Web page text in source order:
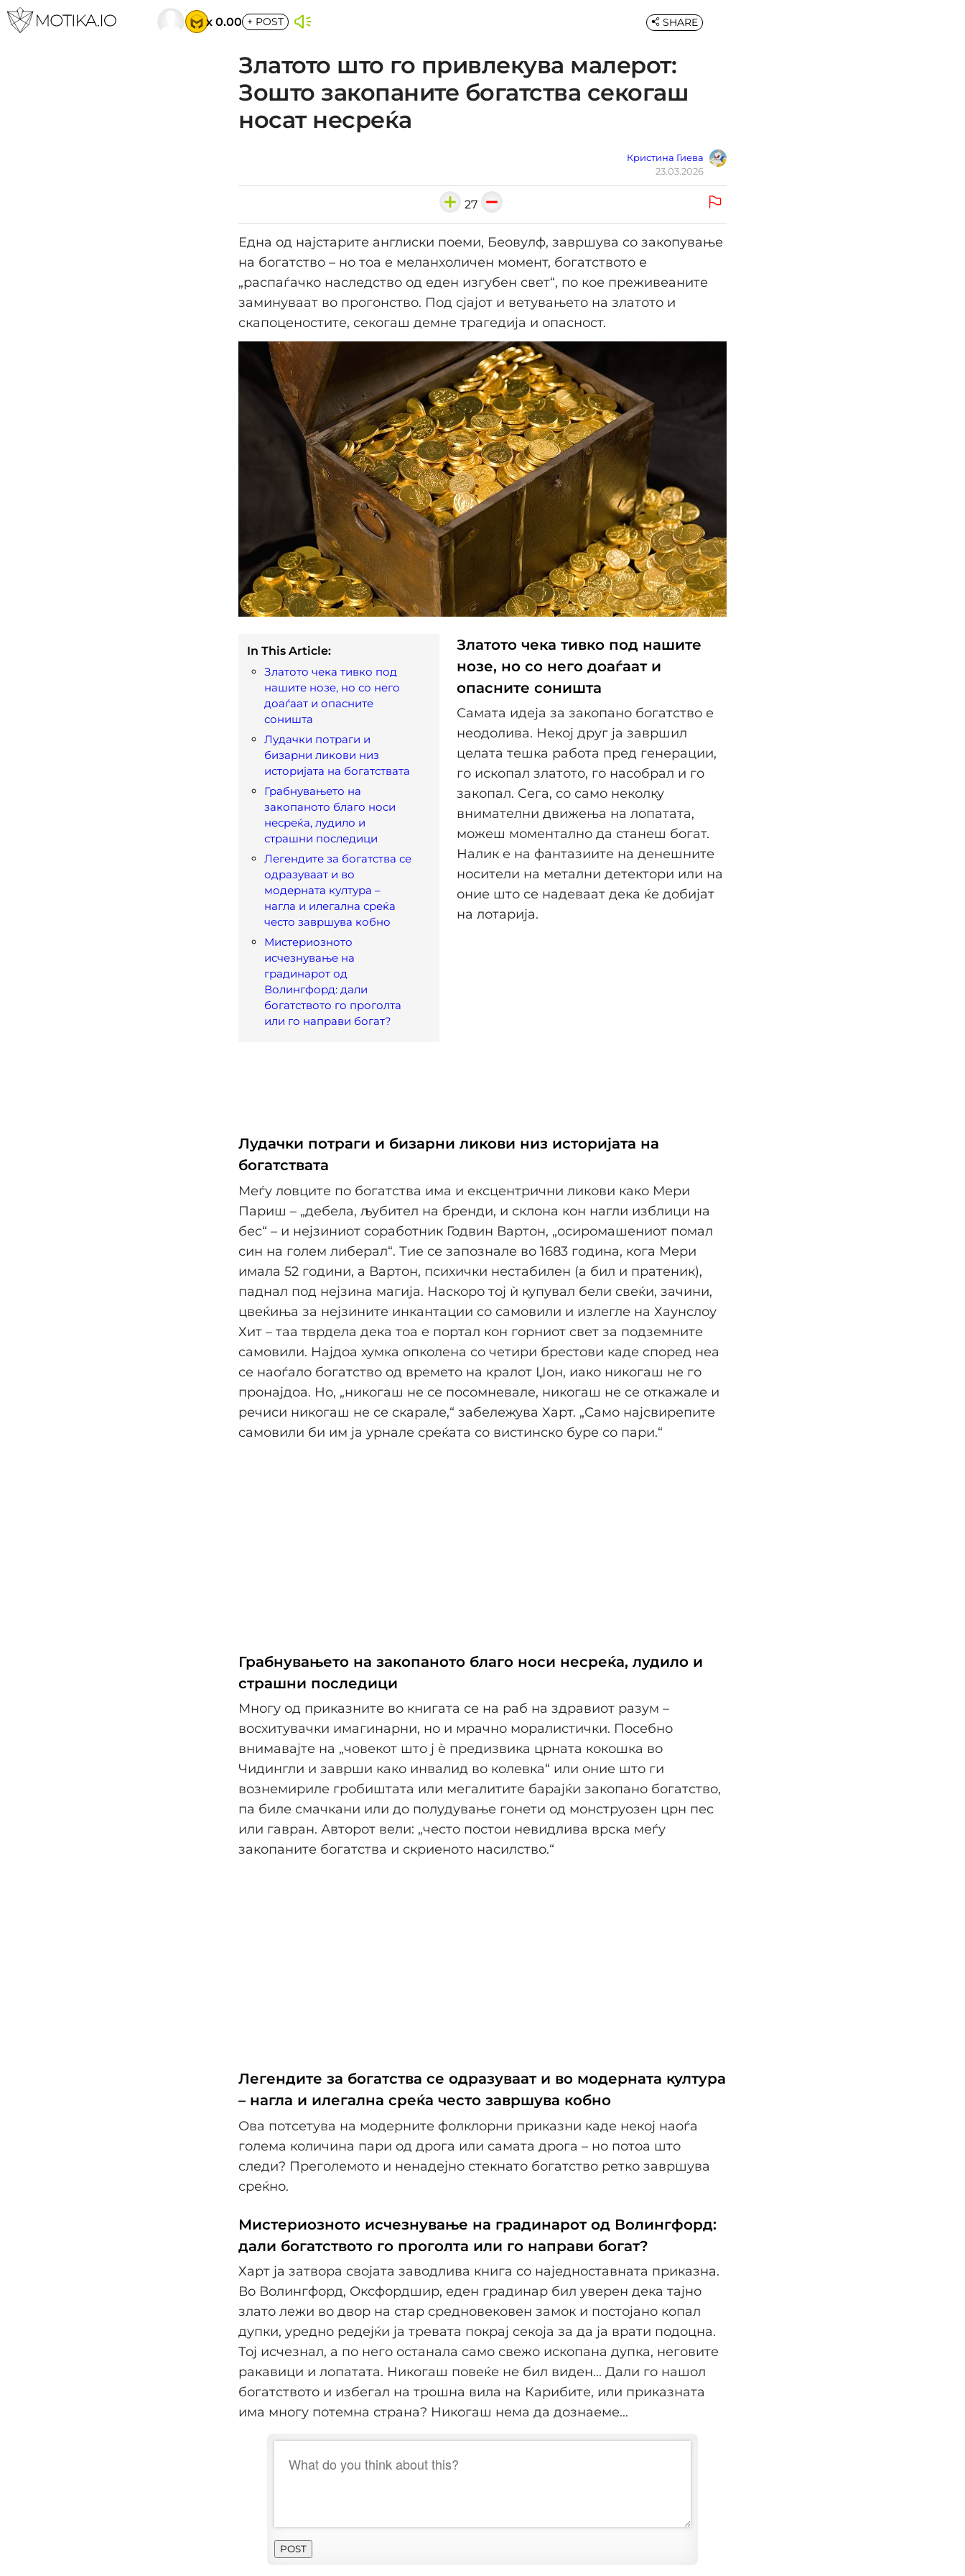
x 0.00 + POST
Златото што го привлекува малерот:
Зошто закопаните богатства секогаш
носат несреќа
Кристина Гиева
23.03.2026
SHARE
27
Една од најстарите англиски поеми, Беовулф, завршува со закопување
на богатство – но тоа е меланхоличен момент, богатството е
„распаѓачко наследство од еден изгубен свет“, по кое преживеаните
заминуваат во прогонство. Под сјајот и ветувањето на златото и
скапоценостите, секогаш демне трагедија и опасност.
In This Article:
Златото чека тивко под
нашите нозе, но со него
доаѓаат и опасните
соништа
Лудачки потраги и
бизарни ликови низ
историјата на богатствата
Грабнувањето на
закопаното благо носи
несреќа, лудило и
страшни последици
Легендите за богатства се
одразуваат и во
модерната култура –
нагла и илегална среќа
често завршува кобно
Мистериозното
исчезнување на
градинарот од
Волингфорд: дали
богатството го проголта
или го направи богат?
Златото чека тивко под нашите
нозе, но со него доаѓаат и
опасните соништа
Самата идеја за закопано богатство е
неодолива. Некој друг ја завршил
целата тешка работа пред генерации,
го ископал златото, го насобрал и го
закопал. Сега, со само неколку
внимателни движења на лопатата,
можеш моментално да станеш богат.
Налик е на фантазиите на денешните
носители на метални детектори или на
оние што се надеваат дека ќе добијат
на лотарија.
Лудачки потраги и бизарни ликови низ историјата на
богатствата
Меѓу ловците по богатства има и ексцентрични ликови како Мери
Париш – „дебела, љубител на бренди, и склона кон нагли изблици на
бес“ – и нејзиниот соработник Годвин Вартон, „осиромашениот помал
син на голем либерал“. Тие се запознале во 1683 година, кога Мери
имала 52 години, а Вартон, психички нестабилен (а бил и пратеник),
паднал под нејзина магија. Наскоро тој ѝ купувал бели свеќи, зачини,
цвеќиња за нејзините инкантации со самовили и излегле на Хаунслоу
Хит – таа тврдела дека тоа е портал кон горниот свет за подземните
самовили. Најдоа хумка опколена со четири брестови каде според неа
се наоѓало богатство од времето на кралот Џон, иако никогаш не го
пронајдоа. Но, „никогаш не се посомневале, никогаш не се откажале и
речиси никогаш не се скарале,“ забележува Харт. „Само најсвирепите
самовили би им ја урнале среќата со вистинско буре со пари.“
Грабнувањето на закопаното благо носи несреќа, лудило и
страшни последици
Многу од приказните во книгата се на раб на здравиот разум –
восхитувачки имагинарни, но и мрачно моралистички. Посебно
внимавајте на „човекот што ј ѐ предизвика црната кокошка во
Чидингли и заврши како инвалид во колевка“ или оние што ги
вознемириле гробиштата или мегалитите барајќи закопано богатство,
па биле смачкани или до полудување гонети од монструозен црн пес
или гавран. Авторот вели: „често постои невидлива врска меѓу
закопаните богатства и скриеното насилство.“
Легендите за богатства се одразуваат и во модерната култура
– нагла и илегална среќа често завршува кобно
Ова потсетува на модерните фолклорни приказни каде некој наоѓа
голема количина пари од дрога или самата дрога – но потоа што
следи? Преголемото и ненадејно стекнато богатство ретко завршува
среќно.
Мистериозното исчезнување на градинарот од Волингфорд:
дали богатството го проголта или го направи богат?
Харт ја затвора својата заводлива книга со наједноставната приказна.
Во Волингфорд, Оксфордшир, еден градинар бил уверен дека тајно
злато лежи во двор на стар средновековен замок и постојано копал
дупки, уредно редејќи ја тревата покрај секоја за да ја врати подоцна.
Тој исчезнал, а по него останала само свежо ископана дупка, неговите
ракавици и лопатата. Никогаш повеќе не бил виден... Дали го нашол
богатството и избегал на трошна вила на Карибите, или приказната
има многу потемна страна? Никогаш нема да дознаеме...
POST